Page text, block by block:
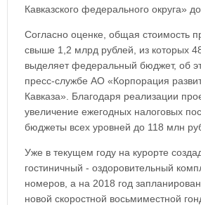
Кавказского федерального округа»
Согласно оценке, общая стоимость
свыше 1,2 млрд рублей, из которых
выделяет федеральный бюджет, об
пресс-службе АО «Корпорация
Кавказа». Благодаря реализации
увеличение ежегодных налоговых
бюджеты всех уровней до 118 млн
Уже в текущем году на курорте
гостиничный - оздоровительный
номеров, а на 2018 год
новой скоростной восьмиместной